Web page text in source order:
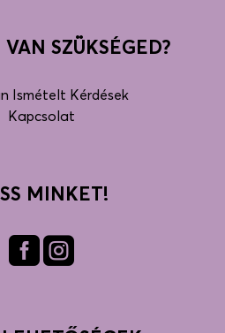
SZÜKSÉGED?
Ismételt Kérdések
Kapcsolat
MINKET!